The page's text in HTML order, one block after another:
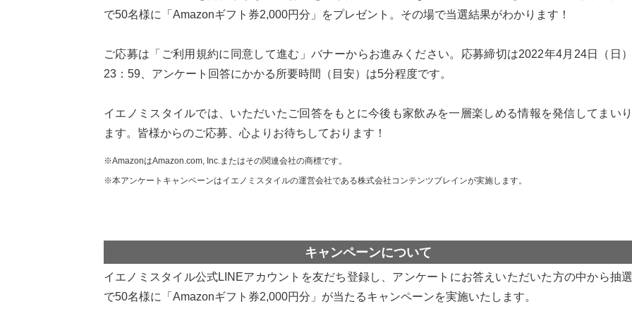
で50名様に「Amazonギフト券2,000円分」をプレゼント。その場で当選結果がわかります！
ご応募は「ご利用規約に同意して進む」バナーからお進みください。応募締切は2022年4月24日（日）
23：59、アンケート回答にかかる所要時間（目安）は5分程度です。
イエノミスタイルでは、いただいたご回答をもとに今後も家飲みを一層楽しめる情報を発信してまいり
ます。皆様からのご応募、心よりお待ちしております！
※AmazonはAmazon.com, Inc.またはその関連会社の商標です。
※本アンケートキャンペーンはイエノミスタイルの運営会社である株式会社コンテンツブレインが実施します。
キャンペーンについて
イエノミスタイル公式LINEアカウントを友だち登録し、アンケートにお答えいただいた方の中から抽選
で50名様に「Amazonギフト券2,000円分」が当たるキャンペーンを実施いたします。